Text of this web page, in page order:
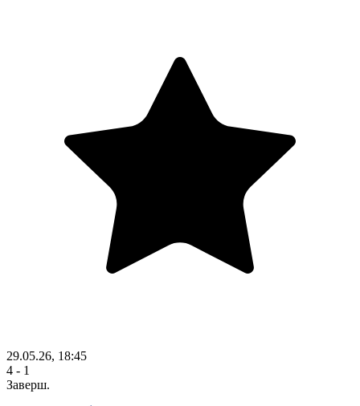
29.05.26, 18:45
4 - 1
Заверш.